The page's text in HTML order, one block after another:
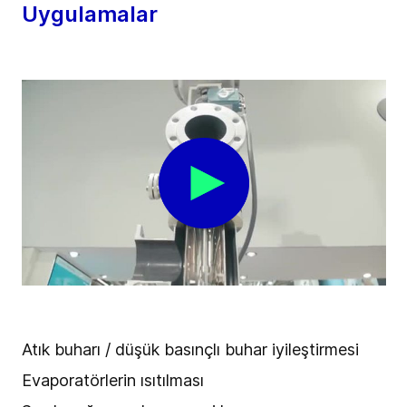
Uygulamalar
Atık buharı / düşük basınçlı buhar iyileştirmesi
Evaporatörlerin ısıtılması